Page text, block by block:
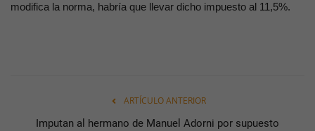
modifica la norma, habría que llevar dicho impuesto al 11,5%.
ARTÍCULO ANTERIOR
Imputan al hermano de Manuel Adorni por supuesto